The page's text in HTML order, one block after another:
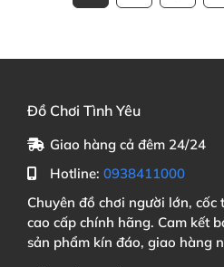
Đồ Chơi Tình Yêu
Giao hàng cả đêm 24/24
Hotline: 0938411000
Chuyên đồ chơi người lớn, cốc
cao cấp chính hãng. Cam kết
sản phẩm kín đáo, giao hàng